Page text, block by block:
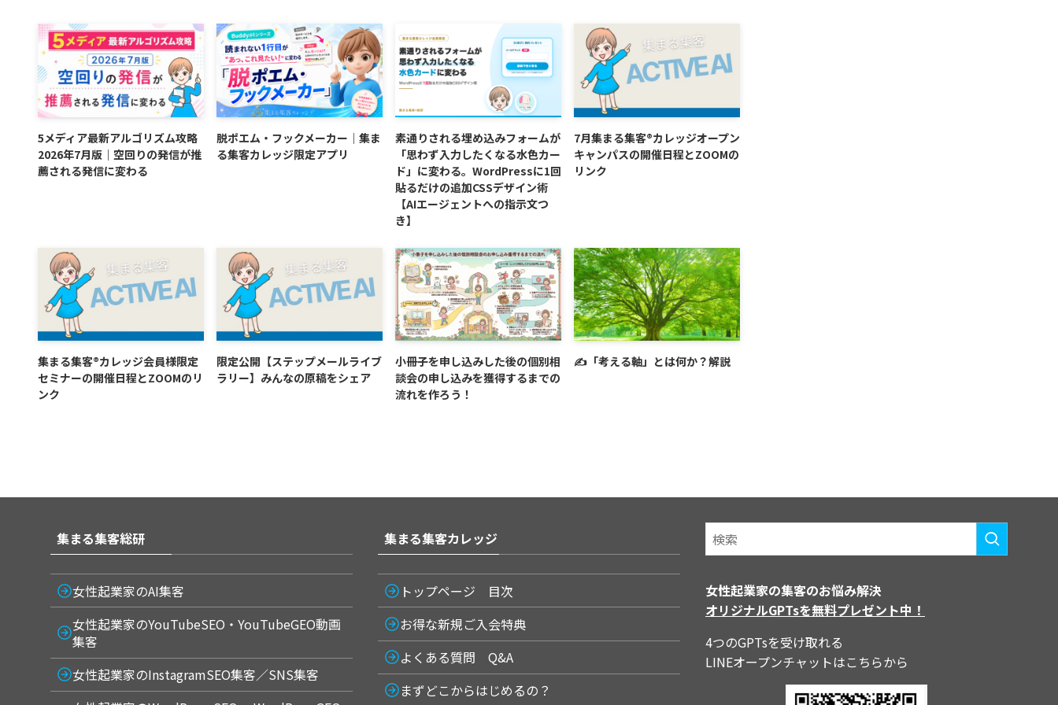
5メディア最新アルゴリズム攻略
2026年7月版｜空回りの発信が推
薦される発信に変わる
脱ポエム・フックメーカー｜集ま
る集客カレッジ限定アプリ
素通りされる埋め込みフォームが
「思わず入力したくなる水色カー
ド」に変わる。WordPressに1回
貼るだけの追加CSSデザイン術
【AIエージェントへの指示文つ
き】
7月集まる集客®カレッジオープン
キャンパスの開催日程とZOOMの
リンク
集まる集客®カレッジ会員様限定
セミナーの開催日程とZOOMのリ
ンク
限定公開【ステップメールライブ
ラリー】みんなの原稿をシェア
小冊子を申し込みした後の個別相
談会の申し込みを獲得するまでの
流れを作ろう！
✍️「考える軸」とは何か？解説
集まる集客総研
女性起業家のAI集客
女性起業家のYouTubeSEO・YouTubeGEO動画
集客
女性起業家のInstagramSEO集客／SNS集客
集まる集客カレッジ
トップページ 目次
お得な新規ご入会特典
よくある質問 Q&A
まずどこからはじめるの？
女性起業家の集客のお悩み解決
オリジナルGPTsを無料プレゼント中！
4つのGPTsを受け取れる
LINEオープンチャットはこちらから